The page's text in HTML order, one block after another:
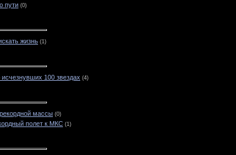
пути (0)
жизнь (1)
100 звездах (4)
массы (0)
полет к МКС (1)